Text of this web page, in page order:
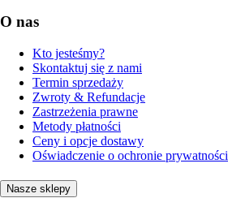
O nas
Kto jesteśmy?
Skontaktuj się z nami
Termin sprzedaży
Zwroty & Refundacje
Zastrzeżenia prawne
Metody płatności
Ceny i opcje dostawy
Oświadczenie o ochronie prywatności
Nasze sklepy